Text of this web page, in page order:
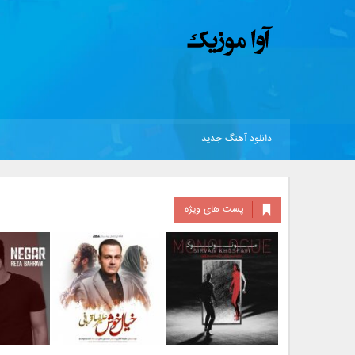
دانلود آهنگ جدید
پست های ویژه